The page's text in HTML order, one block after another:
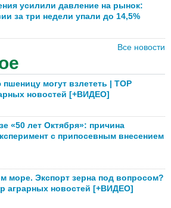
усилили давление на рынок:
за три недели упали до 14,5%
Все новости
могут взлететь | TOP
новостей [+ВИДЕО]
«50 лет Октября»: причина
с припосевным внесением
море. Экспорт зерна под вопросом?
аграрных новостей [+ВИДЕО]